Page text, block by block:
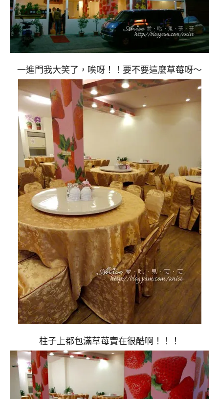
一進門我大笑了，唉呀！！要不要這麼草莓呀～
柱子上都包滿草苺實在很酷啊！！！